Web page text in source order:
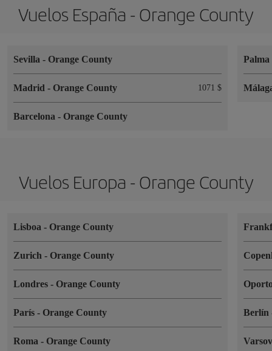
Vuelos España - Orange County
Sevilla - Orange County
Madrid - Orange County 1071 $
Barcelona - Orange County
Vuelos Europa - Orange County
Lisboa - Orange County
Zurich - Orange County
Londres - Orange County
París - Orange County
Roma - Orange County
Berlín